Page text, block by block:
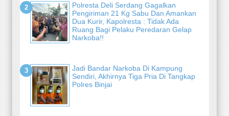
Polresta Deli Serdang Gagalkan
Pengiriman 21 Kg Sabu Dan Amankan
Dua Kurir, Kapolresta : Tidak Ada
Ruang Bagi Pelaku Peredaran Gelap
Narkoba!!
Jadi Bandar Narkoba Di Kampung
Sendiri, Akhirnya Tiga Pria Di Tangkap
Polres Binjai